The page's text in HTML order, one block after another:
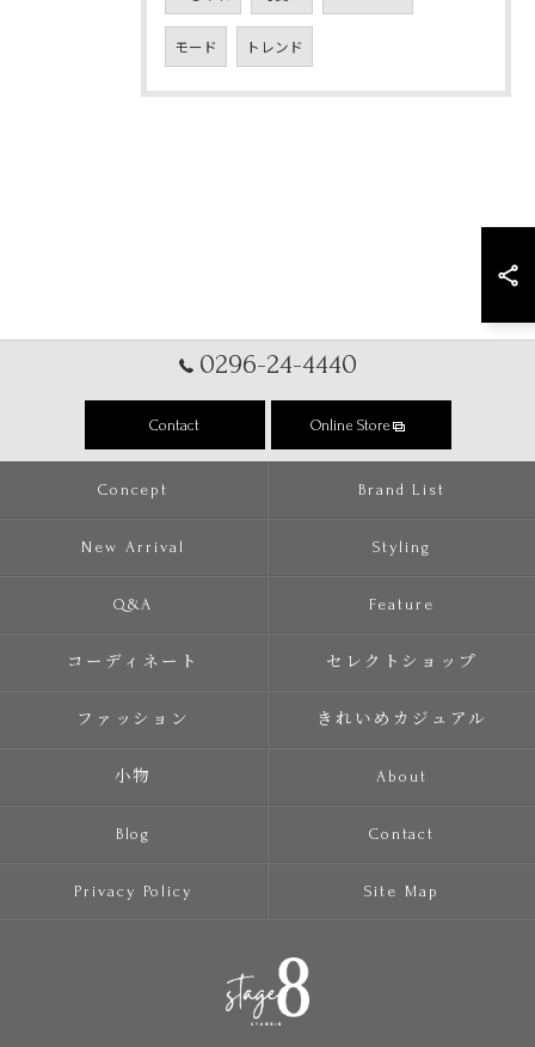
モード トレンド
0296-24-4440
Contact Online Store
Concept Brand List
New Arrival Styling
Q&A Feature
コーディネート セレクトショップ
ファッション きれいめカジュアル
小物 About
Blog Contact
Privacy Policy Site Map